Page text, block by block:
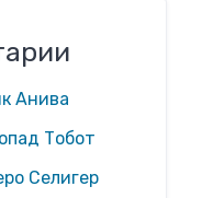
Анива
Тобот
Селигер